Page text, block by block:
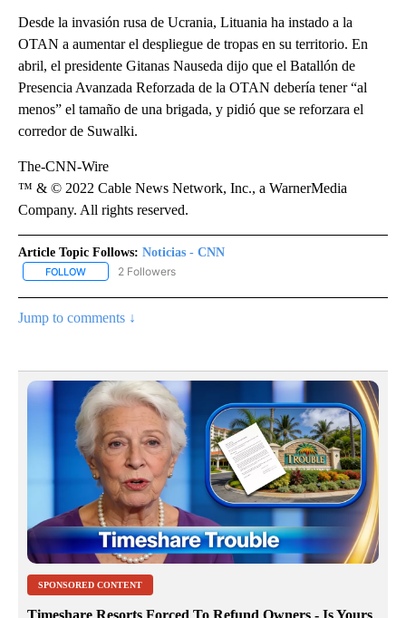
Desde la invasión rusa de Ucrania, Lituania ha instado a la
OTAN a aumentar el despliegue de tropas en su territorio. En
abril, el presidente Gitanas Nauseda dijo que el Batallón de
Presencia Avanzada Reforzada de la OTAN debería tener “al
menos” el tamaño de una brigada, y pidió que se reforzara el
corredor de Suwalki.
The-CNN-Wire
™ & © 2022 Cable News Network, Inc., a WarnerMedia
Company. All rights reserved.
Article Topic Follows: Noticias - CNN
FOLLOW FOLLOW "NOTICIAS - CNN" TO RECEIVE NOTIFICATIONS ABOUT
2 Followers
Jump to comments ↓
SPONSORED CONTENT